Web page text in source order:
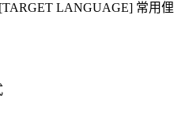
LANGUAGE] 常用俚